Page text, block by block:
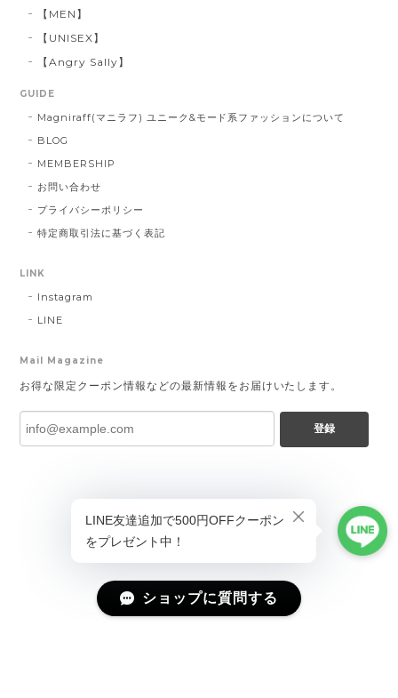
【MEN】
【UNISEX】
【Angry Sally】
GUIDE
Magniraff(マニラフ) ユニーク&モード系ファッションについて
BLOG
MEMBERSHIP
お問い合わせ
プライバシーポリシー
特定商取引法に基づく表記
LINK
Instagram
LINE
Mail Magazine
お得な限定クーポン情報などの最新情報をお届けいたします。
登録
ショップに質問する